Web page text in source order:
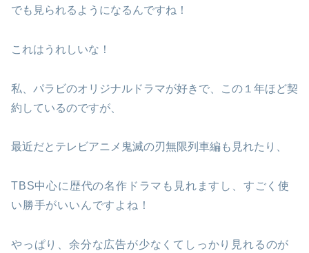
でも見られるようになるんですね！
これはうれしいな！
私、パラビのオリジナルドラマが好きで、この１年ほど契
約しているのですが、
最近だとテレビアニメ鬼滅の刃無限列車編も見れたり、
TBS中心に歴代の名作ドラマも見れますし、すごく使
い勝手がいいんですよね！
やっぱり、余分な広告が少なくてしっかり見れるのが